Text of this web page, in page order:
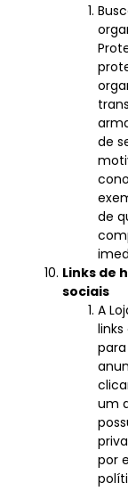
de
de
Links de
sociais
A
um
por